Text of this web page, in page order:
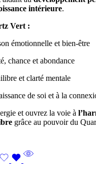
intérieure.
Vert :
émotionnelle et bien-être
chance et abondance
et clarté mentale
de soi et à la
et ouvrez la voie à
grâce au pouvoir du